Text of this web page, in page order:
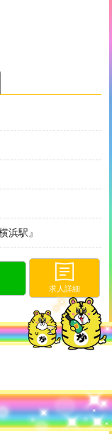
浜駅』
求人詳細